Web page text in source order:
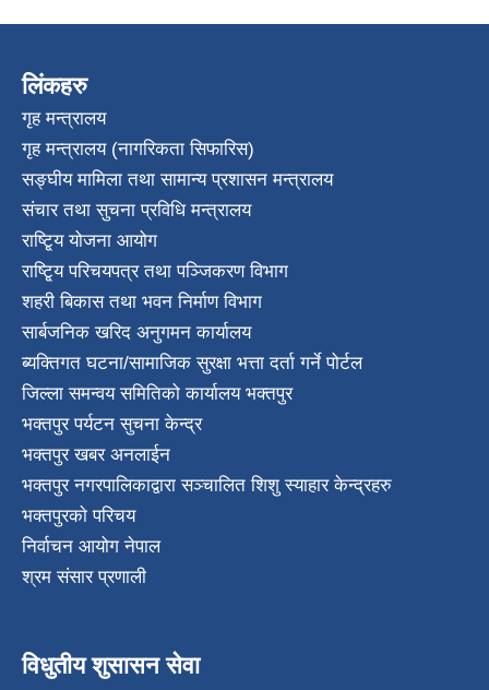
लिंकहरु
गृह मन्त्रालय
गृह मन्त्रालय (नागरिकता सिफारिस)
सङ्घीय मामिला तथा सामान्य प्रशासन मन्त्रालय
संचार तथा सुचना प्रविधि मन्त्रालय
राष्टि्ृय योजना आयोग
राष्टि्ृय परिचयपत्र तथा पञ्जिकरण विभाग
शहरी बिकास तथा भवन निर्माण विभाग
सार्बजनिक खरिद अनुगमन कार्यालय
ब्यक्तिगत घटना/सामाजिक सुरक्षा भत्ता दर्ता गर्ने पोर्टल
जिल्ला समन्वय समितिको कार्यालय भक्तपुर
भक्तपुर पर्यटन सुचना केन्द्र
भक्तपुर खबर अनलाईन
भक्तपुर नगरपालिकाद्वारा सञ्चालित शिशु स्याहार केन्द्रहरु
भक्तपुरकाे परिचय
निर्वाचन आयोग नेपाल
श्रम संसार प्रणाली
विधुतीय शुसासन सेवा